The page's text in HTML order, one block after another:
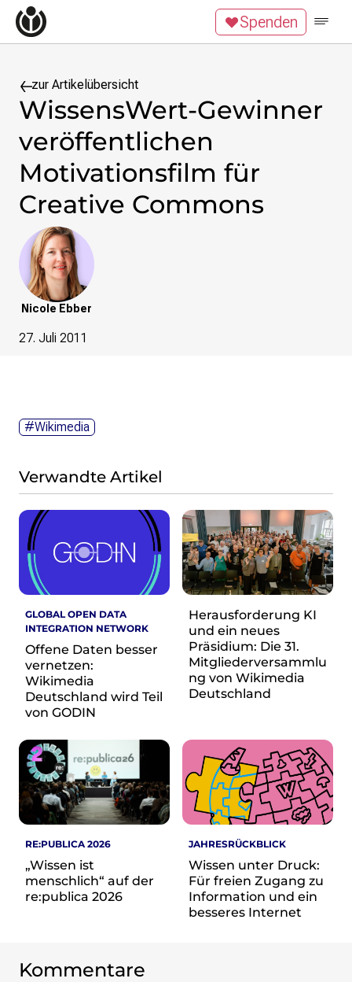
Zum Inhalt überspringen
Wikipedia unterstützen
Spenden
Mitmachen
News
Blog
Veranstaltungen
Publikationen
Tech News
Podcast
Themen
Digitales Ehrenamt
Freie Bildung
Freie Inhalte
Wissensgerechtigkeit
Featured
Wikimedia Commons
Initiativen für freies Wisses
Bündnis Freie Bildung
Bündnis F5
Das ABC des Freien Wissens
Das WikiLibrary Manifest
GLAM – Kultur- und Gedächtnisinstitutionen
Lizenzhinweisgenerator
Monsters of Law
Offene Kulturdaten
Projekt Technische Wünsche
re•shape
Wissen. Macht. Gerechtigkeit.
Wikipedia-Schwesterprojekte
MediaWiki
Wikibase
Wikibooks
Wikisource
Wiktionary
Wikiversity
Verein
Spenden
zur Artikelübersicht
WissensWert-Gewinner
veröffentlichen
Motivationsfilm für
Creative Commons
Nicole Ebber
27. Juli 2011
#Wikimedia
Verwandte Artikel
GLOBAL OPEN DATA
INTEGRATION NETWORK
Offene Daten besser
vernetzen:
Wikimedia
Deutschland wird Teil
von GODIN
Herausforderung KI
und ein neues
Präsidium: Die 31.
Mitgliederversammlu
ng von Wikimedia
Deutschland
RE:PUBLICA 2026
„Wissen ist
menschlich“ auf der
re:publica 2026
JAHRESRÜCKBLICK
Wissen unter Druck:
Für freien Zugang zu
Information und ein
besseres Internet
Kommentare